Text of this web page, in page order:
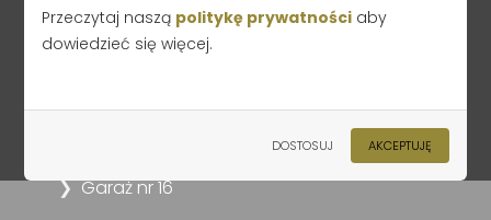
Przeczytaj naszą politykę prywatności aby
dowiedzieć się więcej.
DOSTOSUJ AKCEPTUJĘ
Garaż nr 16
Strona główna
Oferta
Apartamenty przy Jana Pawła II Etap I
Apartamenty przy Jana Pawła II
Garaż nr 16